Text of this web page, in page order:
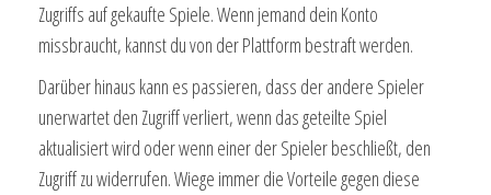
Zugriffs auf gekaufte Spiele. Wenn jemand dein Konto
missbraucht, kannst du von der Plattform bestraft werden.
Darüber hinaus kann es passieren, dass der andere Spieler
unerwartet den Zugriff verliert, wenn das geteilte Spiel
aktualisiert wird oder wenn einer der Spieler beschließt, den
Zugriff zu widerrufen. Wiege immer die Vorteile gegen diese